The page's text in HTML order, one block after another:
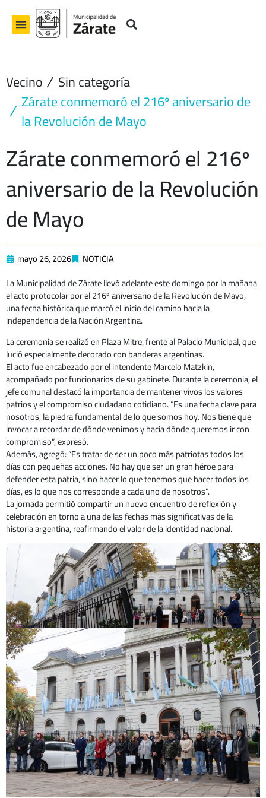
contenido
Vecino Sin categoría
Zárate conmemoró el 216º aniversario de
la Revolución de Mayo
Zárate conmemoró el 216º
aniversario de la Revolución
de Mayo
mayo 26, 2026
NOTICIA
La Municipalidad de Zárate llevó adelante este domingo por la mañana
el acto protocolar por el 216º aniversario de la Revolución de Mayo,
una fecha histórica que marcó el inicio del camino hacia la
independencia de la Nación Argentina.
La ceremonia se realizó en Plaza Mitre, frente al Palacio Municipal, que
lució especialmente decorado con banderas argentinas.
El acto fue encabezado por el intendente Marcelo Matzkin,
acompañado por funcionarios de su gabinete. Durante la ceremonia, el
jefe comunal destacó la importancia de mantener vivos los valores
patrios y el compromiso ciudadano cotidiano. “Es una fecha clave para
nosotros, la piedra fundamental de lo que somos hoy. Nos tiene que
invocar a recordar de dónde venimos y hacia dónde queremos ir con
compromiso”, expresó.
Además, agregó: “Es tratar de ser un poco más patriotas todos los
días con pequeñas acciones. No hay que ser un gran héroe para
defender esta patria, sino hacer lo que tenemos que hacer todos los
días, es lo que nos corresponde a cada uno de nosotros”.
La jornada permitió compartir un nuevo encuentro de reflexión y
celebración en torno a una de las fechas más significativas de la
historia argentina, reafirmando el valor de la identidad nacional.